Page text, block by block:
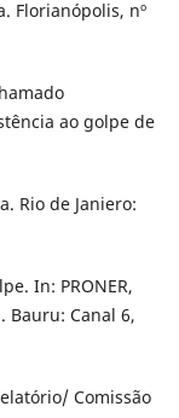
Florianópolis, nº
ao golpe de
Rio de Janiero:
In: PRONER,
Bauru: Canal 6,
Comissão